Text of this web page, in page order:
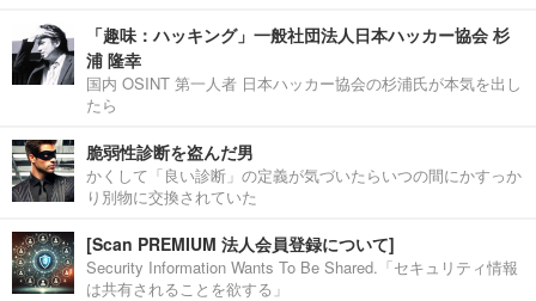
「趣味：ハッキング」一般社団法人日本ハッカー協会 杉
浦 隆幸
国内 OSINT 第一人者 日本ハッカー協会の杉浦氏が本気を出し
たら
脆弱性診断を盗んだ男
かくして「良い診断」の定義が気づいたらいつの間にかすっか
り別物に交換されていた
[Scan PREMIUM 法人会員登録について]
Security Information Wants To Be Shared.「セキュリティ情報
は共有されることを欲する」